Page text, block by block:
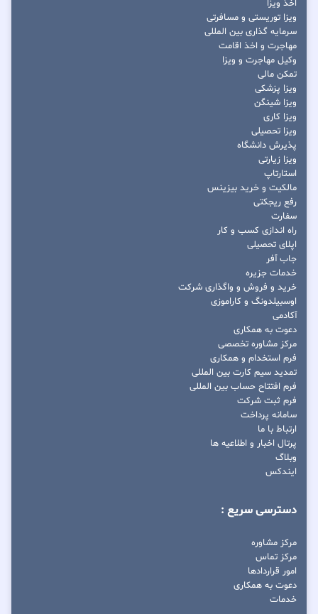
اخذ ویزا
ویزا توریستی و مسافرتی
سرمایه گذاری بین المللی
مهاجرت و اخذ اقامت
وکیل مهاجرت و ویزا
تمکن مالی
ویزا پزشکی
ویزا شینگن
ویزا کاری
ویزا تحصیلی
پذیرش دانشگاه
ویزا زیارتی
استارتاپ
مالکیت و خرید بیزینس
رفع ریجکتی
سفارت
راه اندازی کسب و کار
اپلای تحصیلی
جاب آفر
خدمات جزیره
خرید و فروش و واگذاری شرکت
اوسبیلدونگ و کاراموزی
آکادمی
دعوت به همکاری
مرکز مشاوره تخصصی
فرم استخدام و همکاری
تمدید سیم کارت بین المللی
فرم افتتاح حساب بین المللی
فرم ثبت شرکت
سامانه پرداخت
ارتباط با ما
پرتال اخبار و اطلاعیه ها
وبلاگ
ایندکس
دسترسی سریع :
مرکز مشاوره
مرکز تماس
امور قراردادها
دعوت به همکاری
خدمات